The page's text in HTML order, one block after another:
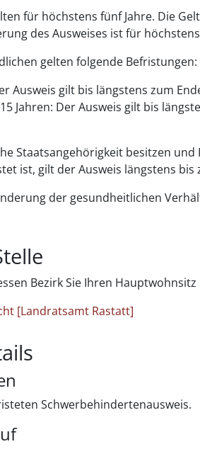
für höchstens fünf Jahre. Die
des Ausweises ist für
gelten folgende Befristungen:
Ausweis gilt bis längstens zum
Jahren: Der Ausweis gilt bis
Staatsangehörigkeit besitzen
ist, gilt der Ausweis längstens
der gesundheitlichen
Bezirk Sie Ihren Hauptwohnsitz
[Landratsamt Rastatt]
Schwerbehindertenausweis.